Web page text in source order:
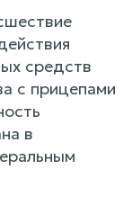
средств
с прицепами
в